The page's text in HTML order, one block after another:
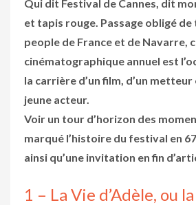
Qui dit Festival de Cannes, dit
et tapis rouge. Passage obligé
people de France et de Navarre,
cinématographique annuel est
la carrière d’un film, d’un metteur
jeune acteur.
Voir un tour d’horizon des
marqué l’histoire du festival en
ainsi qu’une invitation en fin
1 – La Vie d’Adèle, ou